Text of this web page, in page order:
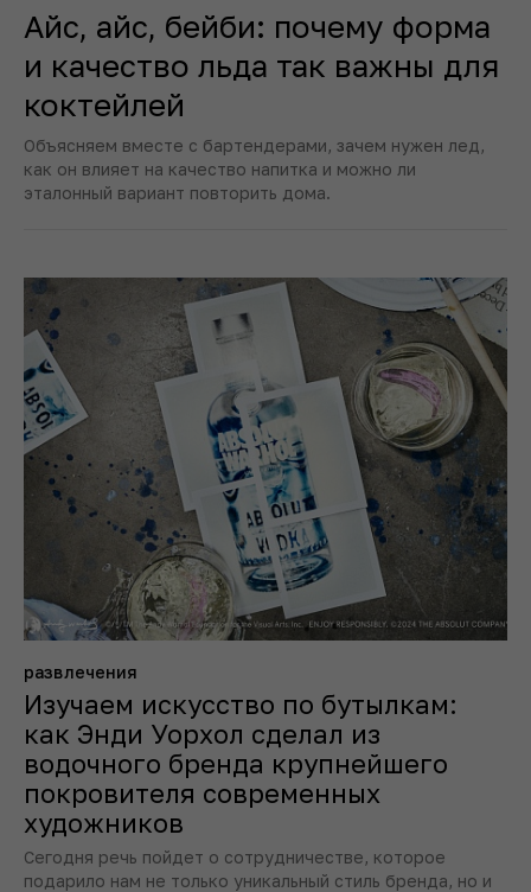
Айс, айс, бейби: почему форма
и качество льда так важны для
коктейлей
Объясняем вместе с бартендерами, зачем нужен лед,
как он влияет на качество напитка и можно ли
эталонный вариант повторить дома.
развлечения
Изучаем искусство по бутылкам:
как Энди Уорхол сделал из
водочного бренда крупнейшего
покровителя современных
художников
Сегодня речь пойдет о сотрудничестве, которое
подарило нам не только уникальный стиль бренда, но и